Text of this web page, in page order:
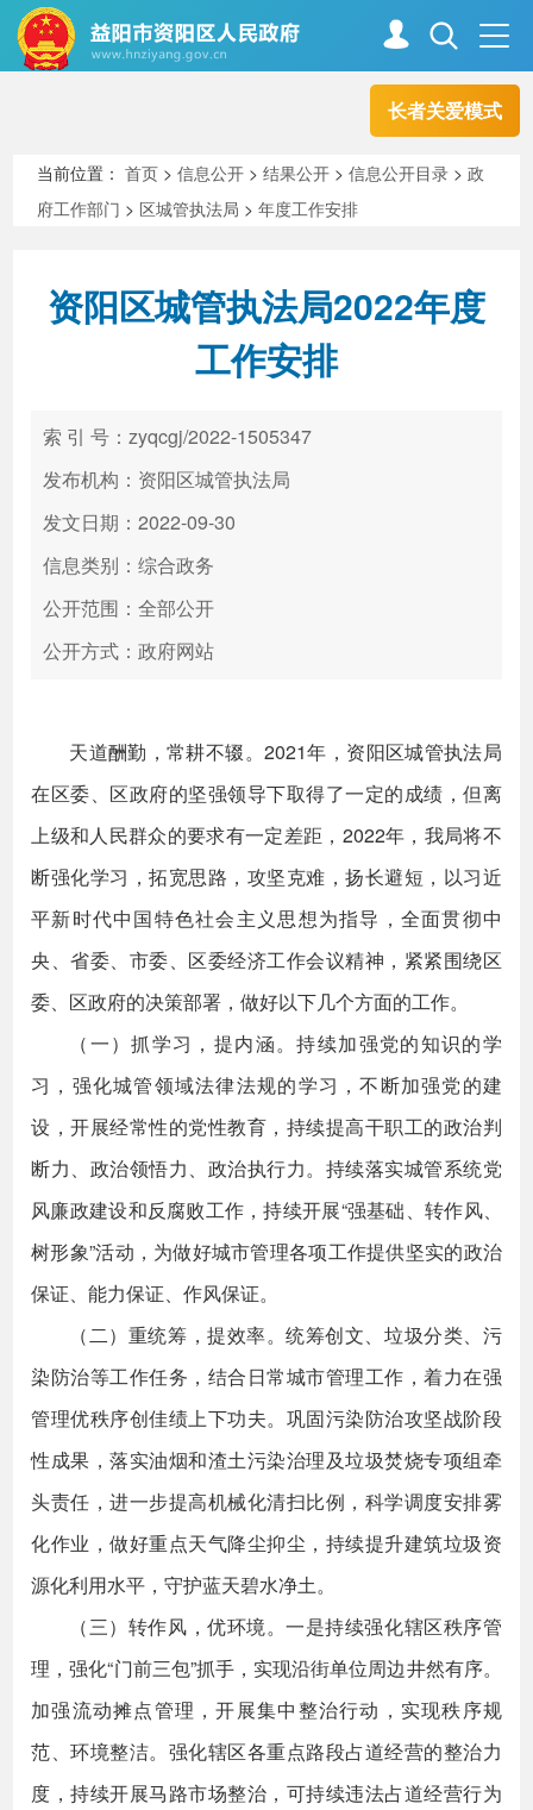
长者关爱模式
走进资阳
新闻中心 解读回应
政务服务
高效办成一件事
当前位置：首页 >信息公开 >结果公开 >信息公开目录 >政
府工作部门 > 区城管执法局 >年度工作安排
资阳区城管执法局2022年度
工作安排
索 引 号：zyqcgj/2022-1505347
发布机构：资阳区城管执法局
发文日期：2022-09-30
信息类别：综合政务
公开范围：全部公开
公开方式：政府网站
天道酬勤，常耕不辍。2021年，资阳区城管执法局
在区委、区政府的坚强领导下取得了一定的成绩，但离
上级和人民群众的要求有一定差距，2022年，我局将不
断强化学习，拓宽思路，攻坚克难，扬长避短，以习近
平新时代中国特色社会主义思想为指导，全面贯彻中
央、省委、市委、区委经济工作会议精神，紧紧围绕区
委、区政府的决策部署，做好以下几个方面的工作。
（一）抓学习，提内涵。持续加强党的知识的学
习，强化城管领域法律法规的学习，不断加强党的建
设，开展经常性的党性教育，持续提高干职工的政治判
断力、政治领悟力、政治执行力。持续落实城管系统党
风廉政建设和反腐败工作，持续开展“强基础、转作风、
树形象”活动，为做好城市管理各项工作提供坚实的政治
保证、能力保证、作风保证。
（二）重统筹，提效率。统筹创文、垃圾分类、污
染防治等工作任务，结合日常城市管理工作，着力在强
管理优秩序创佳绩上下功夫。巩固污染防治攻坚战阶段
性成果，落实油烟和渣土污染治理及垃圾焚烧专项组牵
头责任，进一步提高机械化清扫比例，科学调度安排雾
化作业，做好重点天气降尘抑尘，持续提升建筑垃圾资
源化利用水平，守护蓝天碧水净土。
（三）转作风，优环境。一是持续强化辖区秩序管
理，强化“门前三包”抓手，实现沿街单位周边井然有序。
加强流动摊点管理，开展集中整治行动，实现秩序规
范、环境整洁。强化辖区各重点路段占道经营的整治力
度，持续开展马路市场整治，可持续违法占道经营行为